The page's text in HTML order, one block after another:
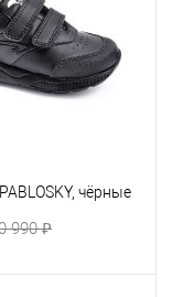
чёрные
990 ₽